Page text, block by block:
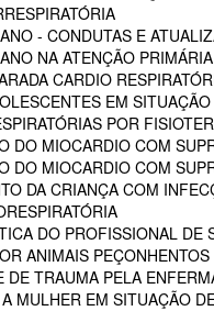
- CONDUTAS E
NA ATENÇÃO
CARDIO
EM
POR
DO MIOCARDIO COM
DO MIOCARDIO COM
DA CRIANÇA COM
DO PROFISSIONAL DE
ANIMAIS PEÇONHENTOS
TRAUMA PELA
MULHER EM SITUAÇÃO